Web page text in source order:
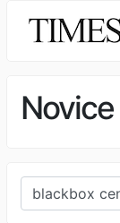
Novice